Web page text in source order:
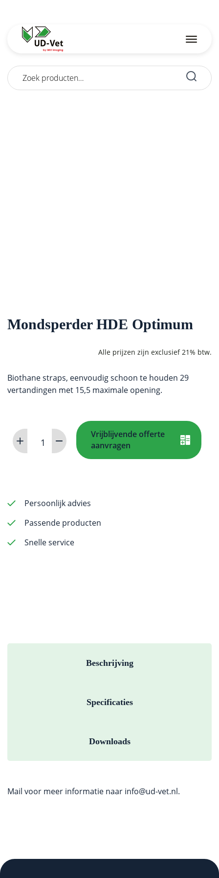
Zoeken
naar:
Mondsperder HDE Optimum
Biothane straps, eenvoudig schoon te houden 29
vertandingen met 15,5 maximale opening.
Mondsperder
HDE
Vrijblijvende offerte
aanvragen
Persoonlijk advies
Passende producten
Snelle service
Beschrijving
Specificaties
Downloads
Mail voor meer informatie naar info@ud-vet.nl.